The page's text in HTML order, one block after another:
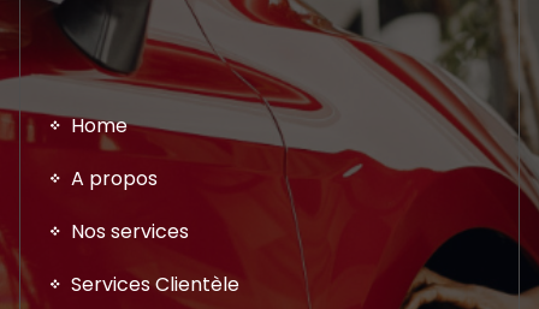
Home
A propos
Nos services
Services Clientèle